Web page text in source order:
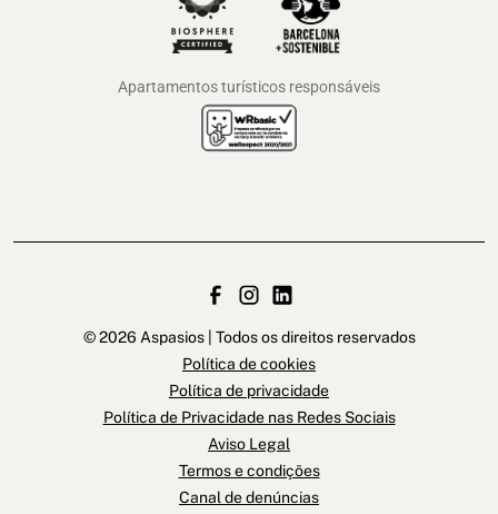
Apartamentos turísticos responsáveis
© 2026 Aspasios | Todos os direitos reservados
Política de cookies
Política de privacidade
Política de Privacidade nas Redes Sociais
Aviso Legal
Termos e condições
Canal de denúncias